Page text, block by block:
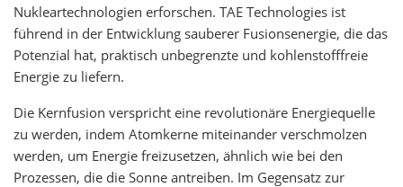
Nukleartechnologien erforschen. TAE Technologies ist
führend in der Entwicklung sauberer Fusionsenergie, die das
Potenzial hat, praktisch unbegrenzte und kohlenstofffreie
Energie zu liefern.
Die Kernfusion verspricht eine revolutionäre Energiequelle
zu werden, indem Atomkerne miteinander verschmolzen
werden, um Energie freizusetzen, ähnlich wie bei den
Prozessen, die die Sonne antreiben. Im Gegensatz zur